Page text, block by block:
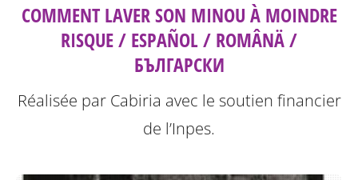
COMMENT LAVER SON MINOU À MOINDRE
RISQUE / ESPAÑOL / ROMÂNÄ /
БЪЛГАРСКИ
Réalisée par Cabiria avec le soutien financier
de l’Inpes.